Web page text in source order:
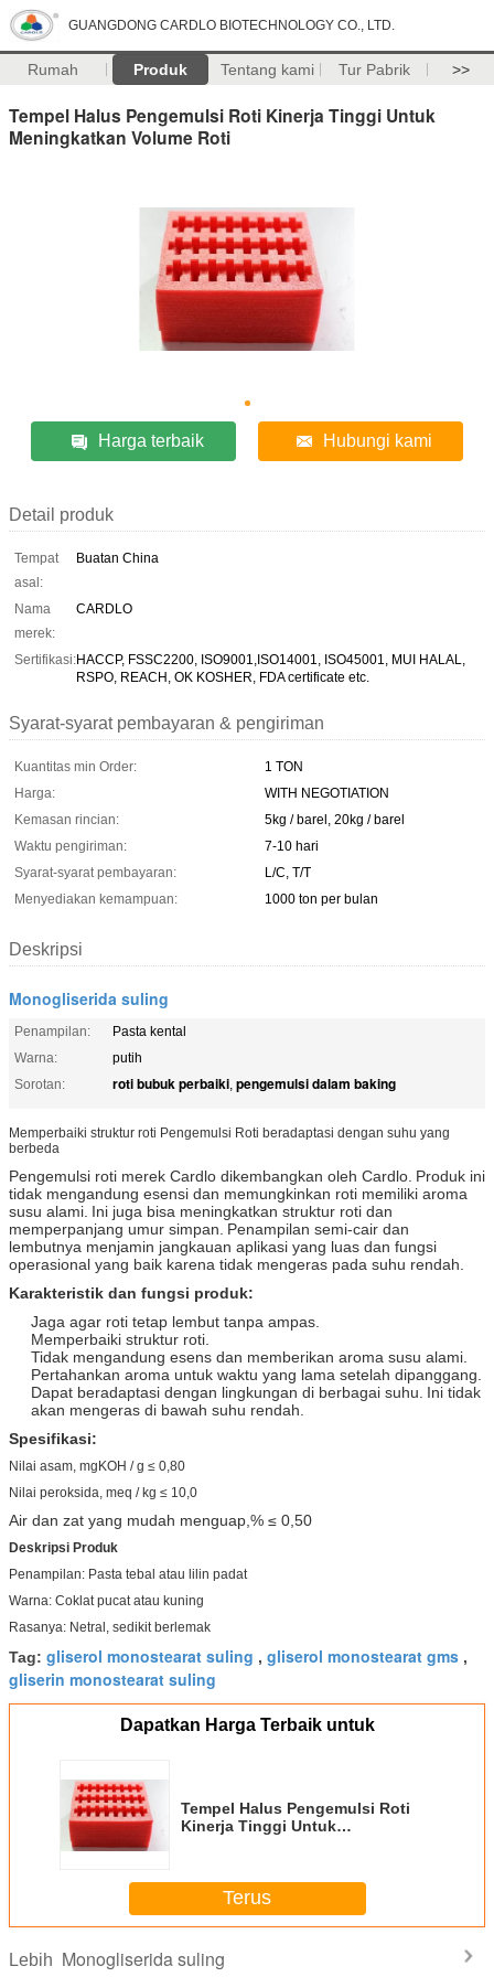
GUANGDONG CARDLO BIOTECHNOLOGY CO., LTD.
Rumah Produk Tentang kami Tur Pabrik >>
Tempel Halus Pengemulsi Roti Kinerja Tinggi Untuk
Meningkatkan Volume Roti
Harga terbaik Hubungi kami
Detail produk
Tempat
asal:
Buatan China
Nama
merek:
CARDLO
Sertifikasi:HACCP, FSSC2200, ISO9001,ISO14001, ISO45001, MUI HALAL,
RSPO, REACH, OK KOSHER, FDA certificate etc.
Syarat-syarat pembayaran & pengiriman
Kuantitas min Order:
1 TON
Harga:
WITH NEGOTIATION
Kemasan rincian:
5kg / barel, 20kg / barel
Waktu pengiriman:
7-10 hari
Syarat-syarat pembayaran:
L/C, T/T
Menyediakan kemampuan:
1000 ton per bulan
Deskripsi
Monogliserida suling
Penampilan:
Pasta kental
Warna:
putih
Sorotan:
roti bubuk perbaiki, pengemulsi dalam baking
Memperbaiki struktur roti Pengemulsi Roti beradaptasi dengan suhu yang
berbeda
Pengemulsi roti merek Cardlo dikembangkan oleh Cardlo. Produk ini
tidak mengandung esensi dan memungkinkan roti memiliki aroma
susu alami. Ini juga bisa meningkatkan struktur roti dan
memperpanjang umur simpan. Penampilan semi-cair dan
lembutnya menjamin jangkauan aplikasi yang luas dan fungsi
operasional yang baik karena tidak mengeras pada suhu rendah.
Karakteristik dan fungsi produk:
Jaga agar roti tetap lembut tanpa ampas.
Memperbaiki struktur roti.
Tidak mengandung esens dan memberikan aroma susu alami.
Pertahankan aroma untuk waktu yang lama setelah dipanggang.
Dapat beradaptasi dengan lingkungan di berbagai suhu. Ini tidak
akan mengeras di bawah suhu rendah.
Spesifikasi:
Nilai asam, mgKOH / g ≤ 0,80
Nilai peroksida, meq / kg ≤ 10,0
Air dan zat yang mudah menguap,% ≤ 0,50
Deskripsi Produk
Penampilan: Pasta tebal atau lilin padat
Warna: Coklat pucat atau kuning
Rasanya: Netral, sedikit berlemak
Tag: gliserol monostearat suling , gliserol monostearat gms ,
gliserin monostearat suling
Dapatkan Harga Terbaik untuk
Tempel Halus Pengemulsi Roti
Kinerja Tinggi Untuk
Terus
Lebih Monogliserida suling